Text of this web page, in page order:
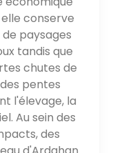
conserve
paysages
tandis que
chutes de
pentes
l'élevage, la
Au sein des
des